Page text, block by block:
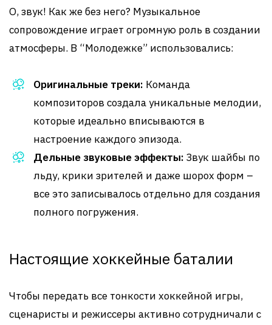
О, звук! Как же без него? Музыкальное
сопровождение играет огромную роль в создании
атмосферы. В “Молодежке” использовались:
Оригинальные треки: Команда
композиторов создала уникальные мелодии,
которые идеально вписываются в
настроение каждого эпизода.
Дельные звуковые эффекты: Звук шайбы по
льду, крики зрителей и даже шорох форм –
все это записывалось отдельно для создания
полного погружения.
Настоящие хоккейные баталии
Чтобы передать все тонкости хоккейной игры,
сценаристы и режиссеры активно сотрудничали с